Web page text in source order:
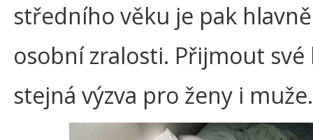
středního věku je pak
osobní zralosti. Přijmout
stejná výzva pro ženy i muže.